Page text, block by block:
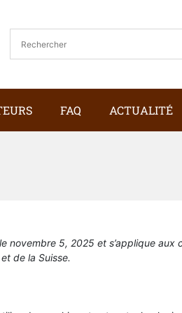
FAQ ACTUALITÉ
novembre 5, 2025 et s’applique aux
de la Suisse.